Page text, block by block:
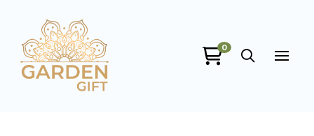
0
Garden Gift
online